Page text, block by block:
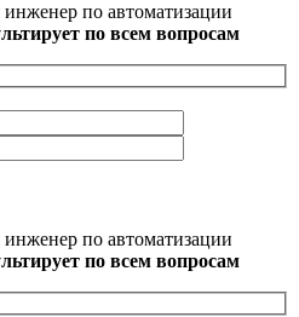
по автоматизации
по всем вопросам
по автоматизации
по всем вопросам